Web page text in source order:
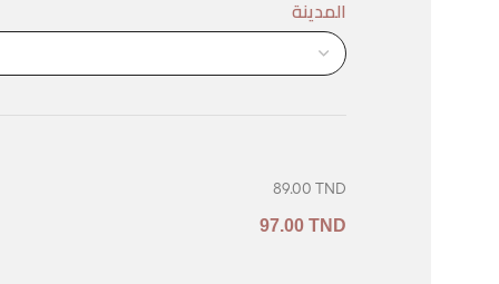
المدينة
89.00 TND
97.00 TND